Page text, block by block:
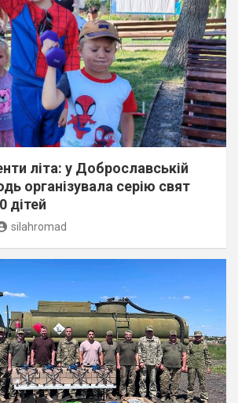
літа: у Доброславській
організувала серію свят
дітей
silahromad